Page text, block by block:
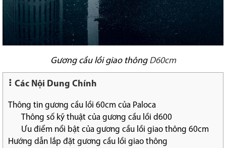
Gương cầu lồi giao thôngD60cm
Các Nội Dung Chính
Thông tin gương cầu lồi 60cm của Paloca
Thông số kỹ thuật của gương cầu lồi d600
Ưu điểm nổi bật của gương cầu lồi giao thông 60cm
Hướng dẫn lắp đặt gương cầu lồi giao thông